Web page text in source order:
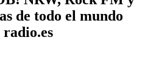
de todo el mundo